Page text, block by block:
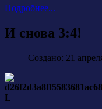
Подробнее...
И снова 3:4!
Создано: 21